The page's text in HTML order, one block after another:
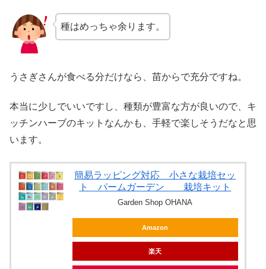
種はめっちゃ余ります。
うさぎさんが食べる分だけなら、苗からで充分ですね。
本当に少しでいいですし、種類が豊富な方が良いので、キ
ッチンハーブのキットなんかも、手軽で楽しそうだなと思
います。
簡易ラッピング対応 小さな栽培セッ
ト パームガーデン 栽培キット
Garden Shop OHANA
Amazon
楽天